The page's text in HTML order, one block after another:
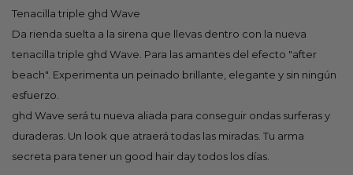
Tenacilla triple ghd Wave
Da rienda suelta a la sirena que llevas dentro con la nueva
tenacilla triple ghd Wave. Para las amantes del efecto "after
beach". Experimenta un peinado brillante, elegante y sin ningún
esfuerzo.
ghd Wave será tu nueva aliada para conseguir ondas surferas y
duraderas. Un look que atraerá todas las miradas. Tu arma
secreta para tener un good hair day todos los días.